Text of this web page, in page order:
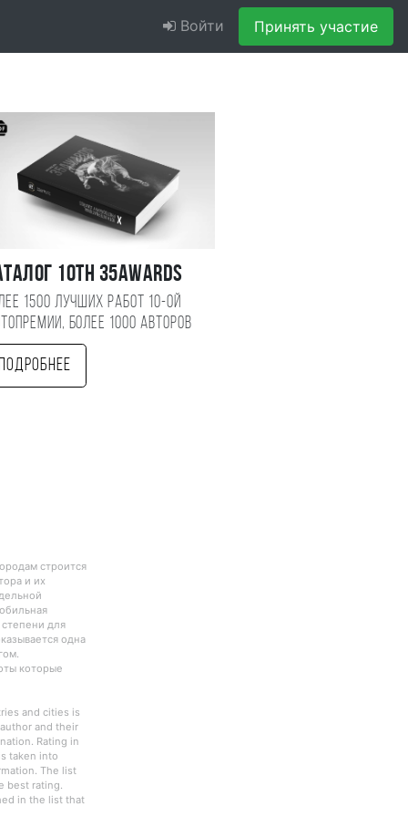
Войти Принять участие
10TH 35AWARDS
1500 лучших работ 10-ой
более 1000 авторов
строится
и их
для
одна
которые
and cities is
and their
Rating in
taken into
The list
best rating.
in the list that